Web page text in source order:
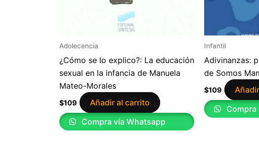
Adolecencia
¿Cómo se lo explico?: La educación
sexual en la infancia de Manuela
Mateo-Morales
$109
Añadir al carrito
Compra vía Whatsapp
Infantil
Adivinanzas:
de Somos
$109
Compra